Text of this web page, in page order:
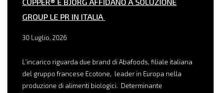
GROUP LE PR IN ITALIA
30 Luglio, 2026
L’incarico riguarda due brand di Abafoods, filiale italiana
del gruppo francese Ecotone, leader in Europa nella
produzione di alimenti biologici. Determinante